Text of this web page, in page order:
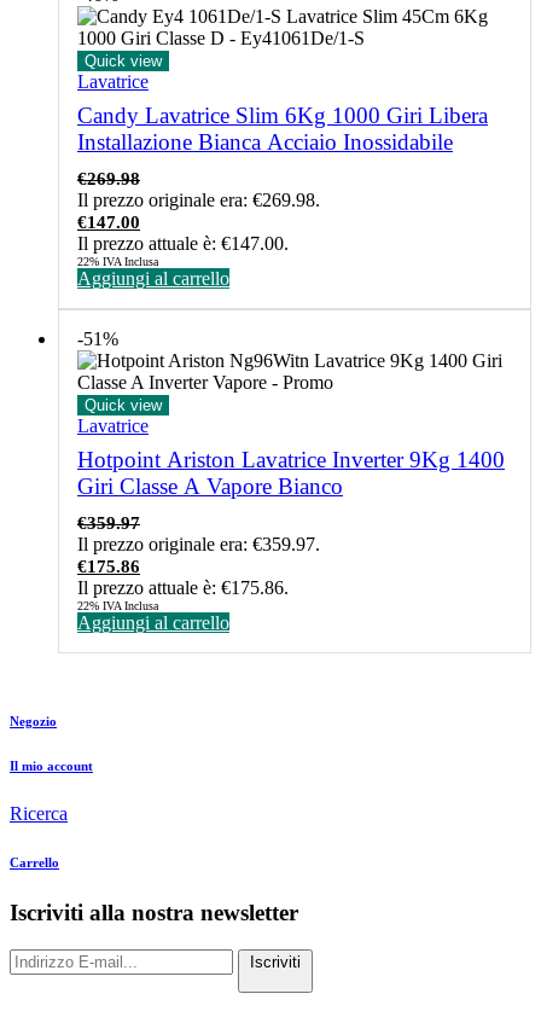
Quick view
Lavatrice
Candy Lavatrice Slim 6Kg 1000 Giri Libera
Installazione Bianca Acciaio Inossidabile
€269.98
Il prezzo originale era: €269.98.
€147.00
Il prezzo attuale è: €147.00.
22% IVA Inclusa
Aggiungi al carrello
-51%
Quick view
Lavatrice
Hotpoint Ariston Lavatrice Inverter 9Kg 1400
Giri Classe A Vapore Bianco
€359.97
Il prezzo originale era: €359.97.
€175.86
Il prezzo attuale è: €175.86.
22% IVA Inclusa
Aggiungi al carrello
Negozio
Il mio account
Ricerca
Carrello
Iscriviti alla nostra newsletter
Iscriviti